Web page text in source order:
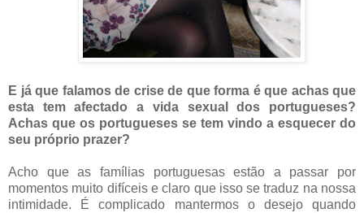
E já que falamos de crise de que forma é que achas que
esta tem afectado a vida sexual dos portugueses?
Achas que os portugueses se tem vindo a esquecer do
seu próprio prazer?
Acho que as famílias portuguesas estão a passar por
momentos muito difíceis e claro que isso se traduz na nossa
intimidade. É complicado mantermos o desejo quando